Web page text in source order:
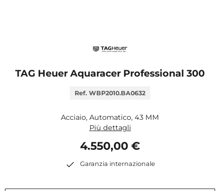
TAG Heuer Aquaracer Professional 300
Ref. WBP2010.BA0632
Acciaio, Automatico, 43 MM
Più dettagli
4.550,00 €
Garanzia internazionale